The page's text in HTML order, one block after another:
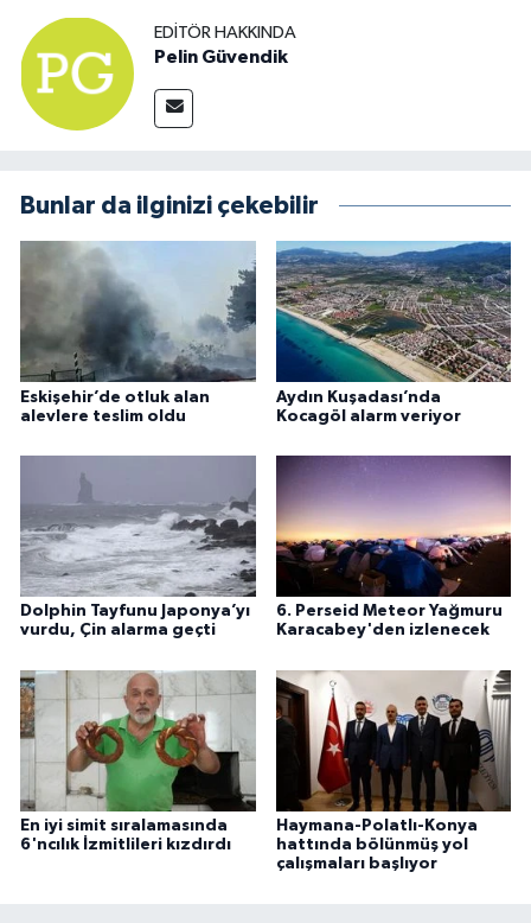
EDITÖR HAKKINDA
Pelin Güvendik
Bunlar da ilginizi çekebilir
Eskişehir’de otluk alan
alevlere teslim oldu
Aydın Kuşadası’nda
Kocagöl alarm veriyor
Dolphin Tayfunu Japonya’yı
vurdu, Çin alarma geçti
6. Perseid Meteor Yağmuru
Karacabey'den izlenecek
En iyi simit sıralamasında
6'ncılık İzmitlileri kızdırdı
Haymana-Polatlı-Konya
hattında bölünmüş yol
çalışmaları başlıyor